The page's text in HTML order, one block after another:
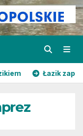
Łazik zaprasza –